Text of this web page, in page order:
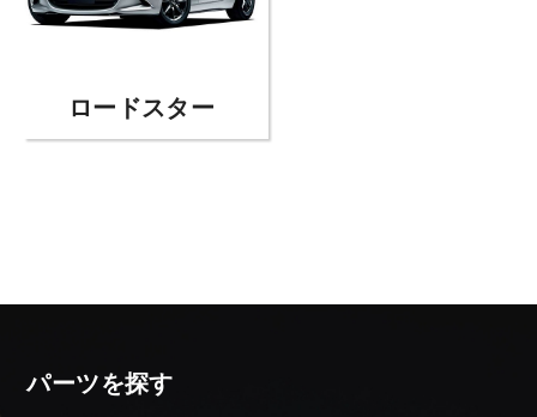
ロードスター
パーツを探す